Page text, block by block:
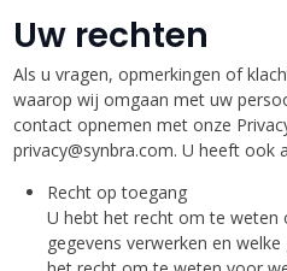
Uw rechten
Als u vragen, opmerkingen of
waarop wij omgaan met uw
contact opnemen met onze
privacy@synbra.com. U heeft ook
Recht op toegang
U hebt het recht om te weten
gegevens verwerken en